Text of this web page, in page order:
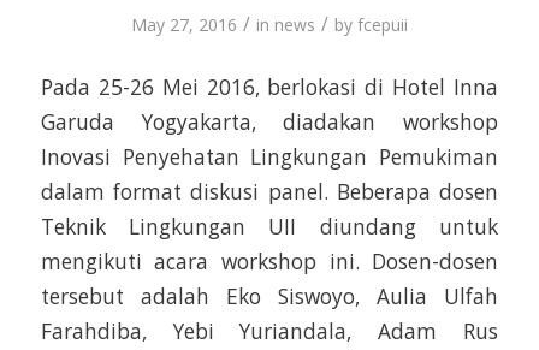
May 27, 2016 / in news / by fcepuii
Pada 25-26 Mei 2016, berlokasi di Hotel Inna
Garuda Yogyakarta, diadakan workshop
Inovasi Penyehatan Lingkungan Pemukiman
dalam format diskusi panel. Beberapa dosen
Teknik Lingkungan UII diundang untuk
mengikuti acara workshop ini. Dosen-dosen
tersebut adalah Eko Siswoyo, Aulia Ulfah
Farahdiba, Yebi Yuriandala, Adam Rus